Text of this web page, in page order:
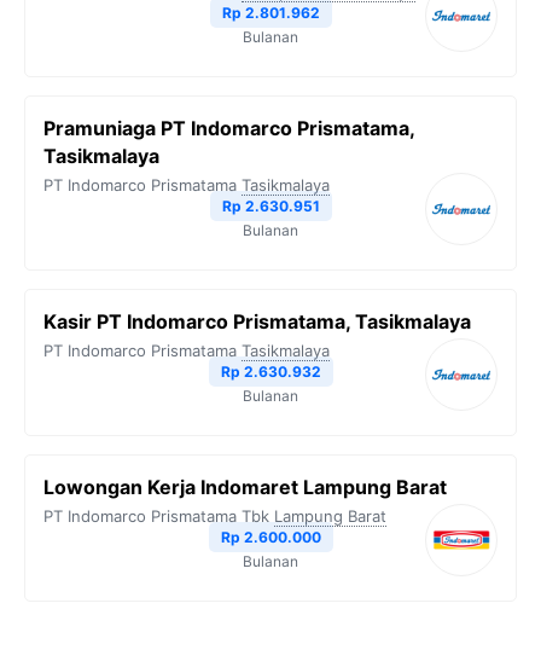
Rp 2.801.962
Bulanan
Pramuniaga PT Indomarco Prismatama,
Tasikmalaya
PT Indomarco Prismatama Tasikmalaya
Rp 2.630.951
Bulanan
Kasir PT Indomarco Prismatama, Tasikmalaya
PT Indomarco Prismatama Tasikmalaya
Rp 2.630.932
Bulanan
Lowongan Kerja Indomaret Lampung Barat
PT Indomarco Prismatama Tbk Lampung Barat
Rp 2.600.000
Bulanan